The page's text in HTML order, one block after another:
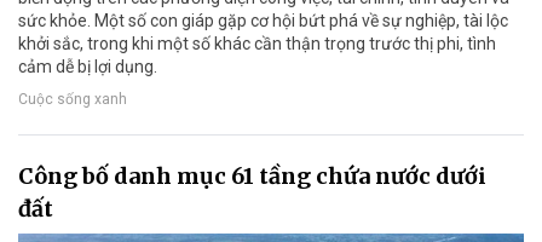
sức khỏe. Một số con giáp gặp cơ hội bứt phá về sự nghiệp, tài lộc
khởi sắc, trong khi một số khác cần thận trọng trước thị phi, tình
cảm dễ bị lợi dụng.
Cuộc sống xanh
Công bố danh mục 61 tầng chứa nước dưới
đất